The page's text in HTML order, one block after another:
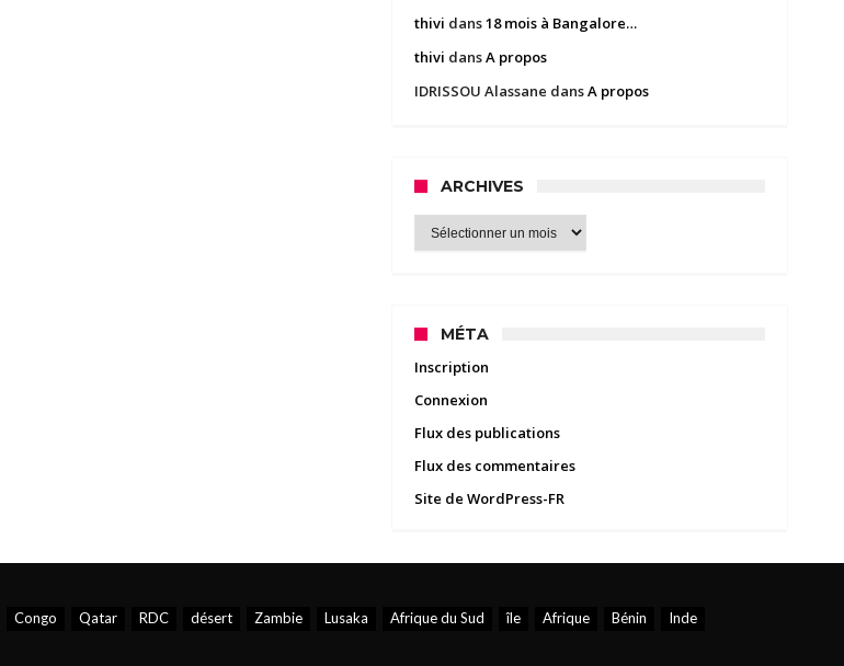
thivi dans18 mois à Bangalore…
thivi dansA propos
IDRISSOU Alassane dansA propos
ARCHIVES
Archives
MÉTA
Inscription
Connexion
Flux des publications
Flux des commentaires
Site de WordPress-FR
Congo Qatar RDC désert Zambie Lusaka Afrique du Sud île Afrique Bénin Inde